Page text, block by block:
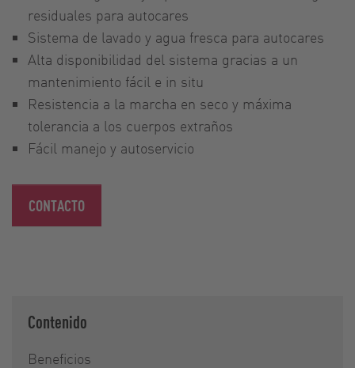
residuales para autocares
Sistema de lavado y agua fresca para autocares
Alta disponibilidad del sistema gracias a un
mantenimiento fácil e in situ
Resistencia a la marcha en seco y máxima
tolerancia a los cuerpos extraños
Fácil manejo y autoservicio
CONTACTO
Contenido
Beneficios